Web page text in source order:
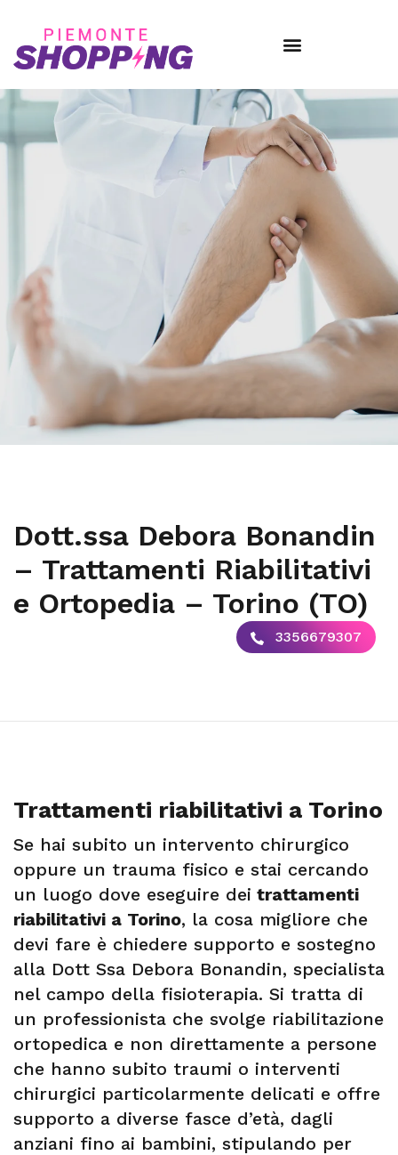
Dott.ssa Debora Bonandin
– Trattamenti Riabilitativi
e Ortopedia – Torino (TO)
3356679307
Trattamenti riabilitativi a Torino
Se hai subito un intervento chirurgico
oppure un trauma fisico e stai cercando
un luogo dove eseguire dei trattamenti
riabilitativi a Torino, la cosa migliore che
devi fare è chiedere supporto e sostegno
alla Dott Ssa Debora Bonandin, specialista
nel campo della fisioterapia. Si tratta di
un professionista che svolge riabilitazione
ortopedica e non direttamente a persone
che hanno subito traumi o interventi
chirurgici particolarmente delicati e offre
supporto a diverse fasce d’età, dagli
anziani fino ai bambini, stipulando per